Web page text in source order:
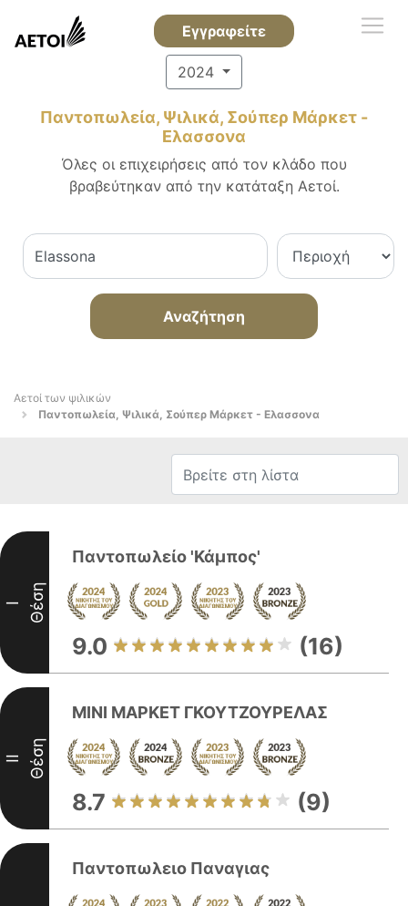
Εγγραφείτε
2024
Παντοπωλεία, Ψιλικά, Σούπερ Μάρκετ -
Ελασσονα
Όλες οι επιχειρήσεις από τον κλάδο που
βραβεύτηκαν από την κατάταξη Αετοί.
Αναζήτηση
Αετοί των ψιλικών
Παντοπωλεία, Ψιλικά, Σούπερ Μάρκετ - Ελασσονα
I Θέση
Παντοπωλείο 'Κάμπος'
9.0 (16)
II Θέση
ΜΙΝΙ ΜΑΡΚΕΤ ΓΚΟΥΤΖΟΥΡΕΛΑΣ
8.7 (9)
Παντοπωλειο Παναγιας